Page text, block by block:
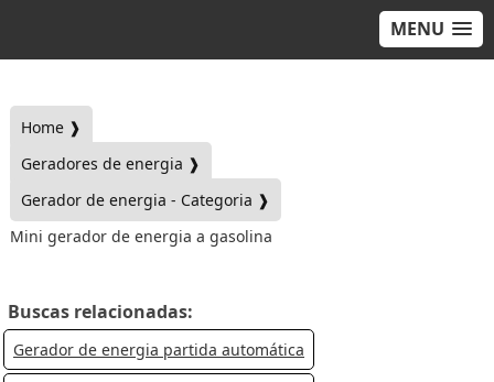
MENU
Home ❱
Geradores de energia ❱
Gerador de energia - Categoria ❱
Mini gerador de energia a gasolina
Buscas relacionadas:
Gerador de energia partida automática